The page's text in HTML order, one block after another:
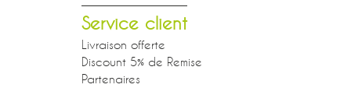
Service client
Livraison offerte
Discount 5% de Remise
Partenaires